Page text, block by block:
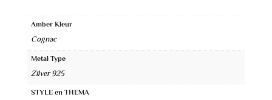
aantal
Amber Kleur
Cognac
Metal Type
Zilver 925
STYLE en THEMA